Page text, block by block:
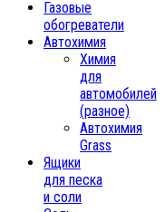
Газовые
обогреватели
Автохимия
Химия
для
автомобилей
(разное)
Автохимия
Grass
Ящики
для песка
и соли